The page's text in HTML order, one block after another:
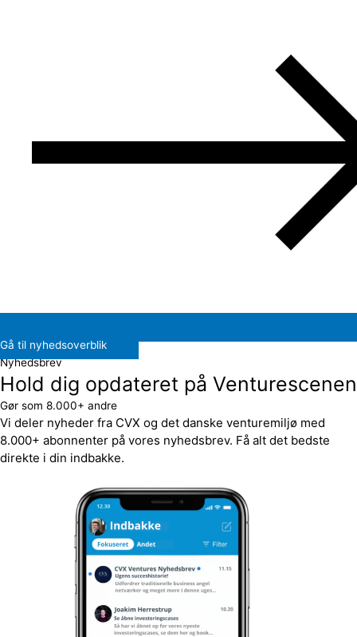
Gå til nyhedsoverblik
Nyhedsbrev
Hold dig opdateret på Venturescenen
Gør som 8.000+ andre
Vi deler nyheder fra CVX og det danske venturemiljø med
8.000+ abonnenter på vores nyhedsbrev. Få alt det bedste
direkte i din indbakke.